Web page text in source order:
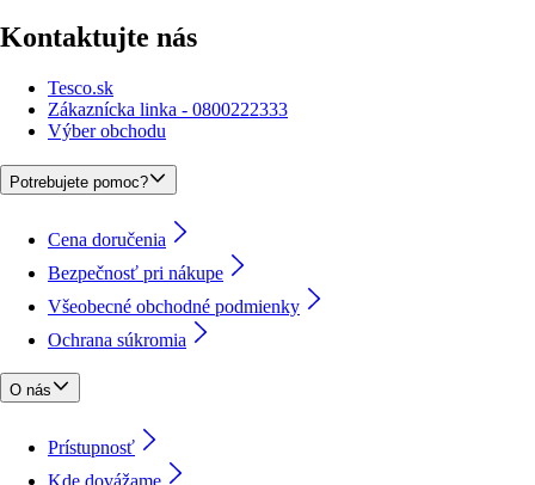
Kontaktujte nás
Tesco.sk
Zákaznícka linka - 0800222333
Výber obchodu
Potrebujete pomoc?
Cena doručenia
Bezpečnosť pri nákupe
Všeobecné obchodné podmienky
Ochrana súkromia
O nás
Prístupnosť